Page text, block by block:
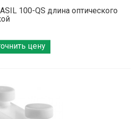
100-QS длина оптического
цену